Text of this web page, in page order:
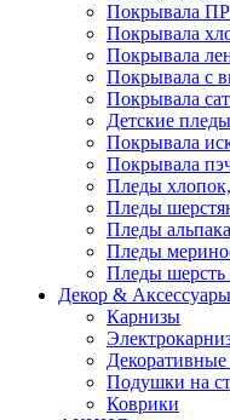
Покрывала
Покрывала
Покрывала
Покрывала с
Покрывала
Детские
Покрывала
Покрывала
Пледы
Пледы
Пледы альпака
Пледы
Пледы шерсть
Декор & Аксессуары
Карнизы
Подушки на
Коврики